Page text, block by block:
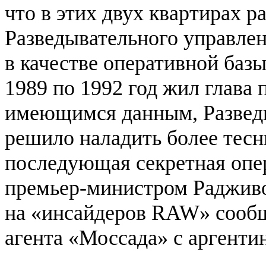
что в этих двух квартирах
Разведывательного
в качестве оперативной
1989 по 1992 год жил глава
имеющимся данным,
решило наладить более
последующая секретная
премьер-министром
на «инсайдеров RAW»
агента «Моссада» с